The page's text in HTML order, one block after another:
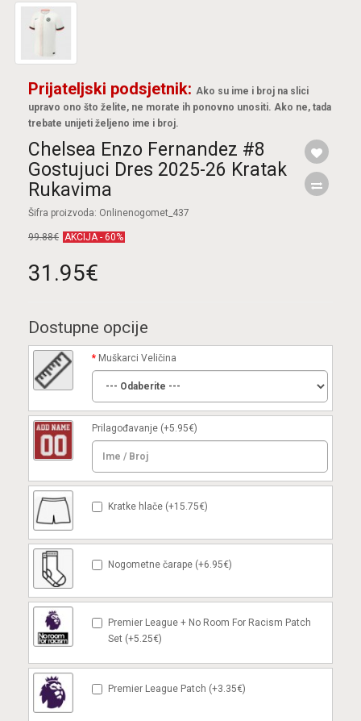
Prijateljski podsjetnik: Ako su ime i broj na slici
upravo ono što želite, ne morate ih ponovno unositi. Ako ne, tada
trebate unijeti željeno ime i broj.
Chelsea Enzo Fernandez #8
Gostujuci Dres 2025-26 Kratak
Rukavima
Šifra proizvoda: Onlinenogomet_437
99.88€ AKCIJA - 60%
31.95€
Dostupne opcije
Muškarci Veličina
Prilagođavanje (+5.95€)
Kratke hlače (+15.75€)
Nogometne čarape (+6.95€)
Premier League + No Room For Racism Patch
Set (+5.25€)
Premier League Patch (+3.35€)